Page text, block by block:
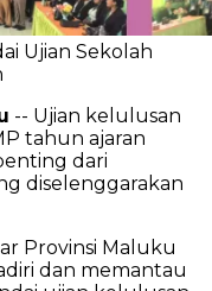
Ujian Sekolah
-- Ujian kelulusan
tahun ajaran
dari
diselenggarakan
Provinsi Maluku
dan memantau